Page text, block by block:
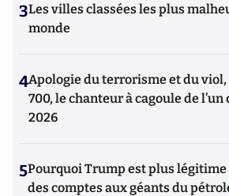
3Les villes classées les plus
monde
4Apologie du terrorisme et du
700, le chanteur à cagoule de l’un
2026
5Pourquoi Trump est plus
des comptes aux géants du